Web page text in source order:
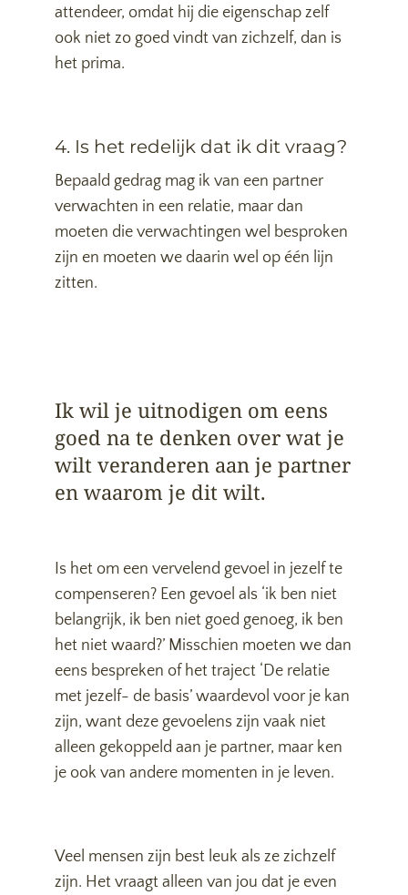
attendeer, omdat hij die eigenschap zelf
ook niet zo goed vindt van zichzelf, dan is
het prima.
4. Is het redelijk dat ik dit vraag?
Bepaald gedrag mag ik van een partner
verwachten in een relatie, maar dan
moeten die verwachtingen wel besproken
zijn en moeten we daarin wel op één lijn
zitten.
Ik wil je uitnodigen om eens
goed na te denken over wat je
wilt veranderen aan je partner
en waarom je dit wilt.
Is het om een vervelend gevoel in jezelf te
compenseren? Een gevoel als ‘ik ben niet
belangrijk, ik ben niet goed genoeg, ik ben
het niet waard?’ Misschien moeten we dan
eens bespreken of het traject ‘De relatie
met jezelf- de basis’ waardevol voor je kan
zijn, want deze gevoelens zijn vaak niet
alleen gekoppeld aan je partner, maar ken
je ook van andere momenten in je leven.
Veel mensen zijn best leuk als ze zichzelf
zijn. Het vraagt alleen van jou dat je even